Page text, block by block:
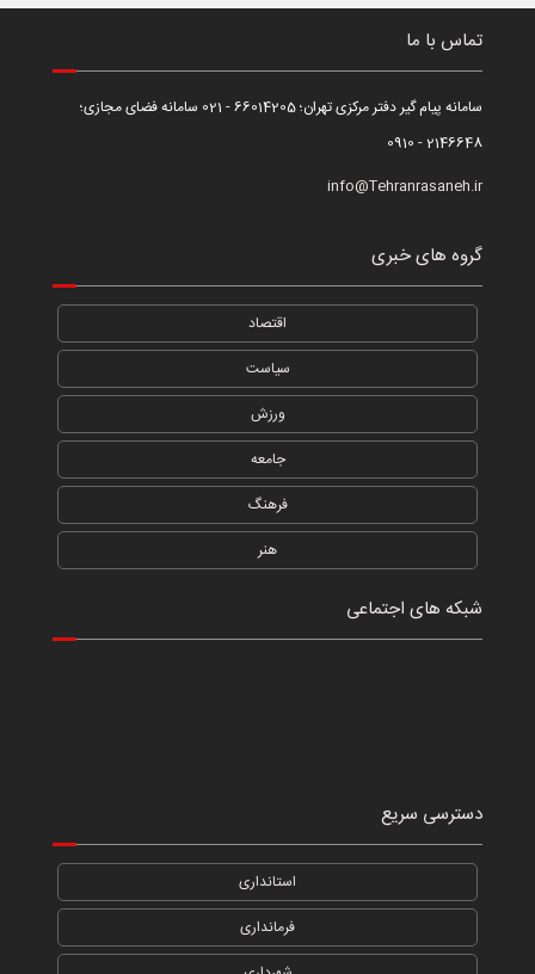
تماس با ما
سامانه پیام گیر دفتر مرکزی تهران؛ 66014205 - 021 سامانه فضای مجازی؛
2146648 - 0910
info@Tehranrasaneh.ir
گروه های خبری
اقتصاد
سیاست
ورزش
جامعه
فرهنگ
هنر
شبکه های اجتماعی
دسترسی سریع
استانداری
فرمانداری